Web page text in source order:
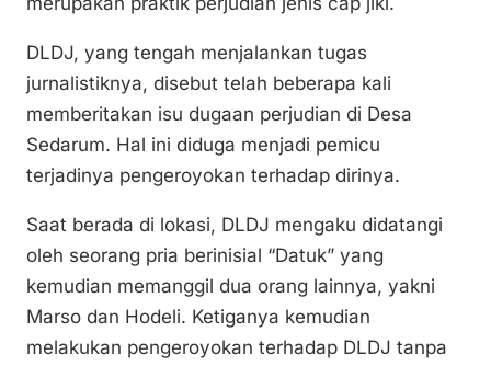
DLDJ, yang tengah menjalankan tugas
jurnalistiknya, disebut telah beberapa kali
memberitakan isu dugaan perjudian di Desa
Sedarum. Hal ini diduga menjadi pemicu
terjadinya pengeroyokan terhadap dirinya.
Saat berada di lokasi, DLDJ mengaku didatangi
oleh seorang pria berinisial “Datuk” yang
kemudian memanggil dua orang lainnya, yakni
Marso dan Hodeli. Ketiganya kemudian
melakukan pengeroyokan terhadap DLDJ tanpa